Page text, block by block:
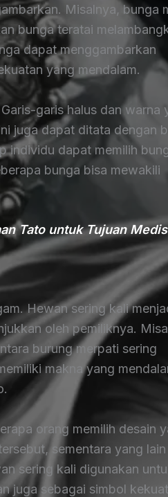
Misalnya, bunga
bunga teratai
dapat menggambarkan
yang mendalam.
garis halus dan warna
juga dapat ditata dengan
individu dapat memilih
bunga bisa mewakili
Tato untuk Tujuan
Hewan sering kali
oleh pemiliknya.
burung merpati sering
makna yang
orang memilih desain
sementara yang
sering kali digunakan
juga sebagai simbol